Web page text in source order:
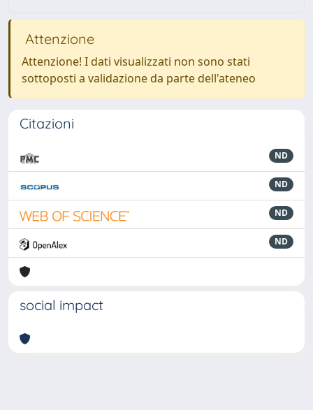
Attenzione
Attenzione! I dati visualizzati non sono stati
sottoposti a validazione da parte dell'ateneo
Citazioni
ND
ND
ND
ND
social impact